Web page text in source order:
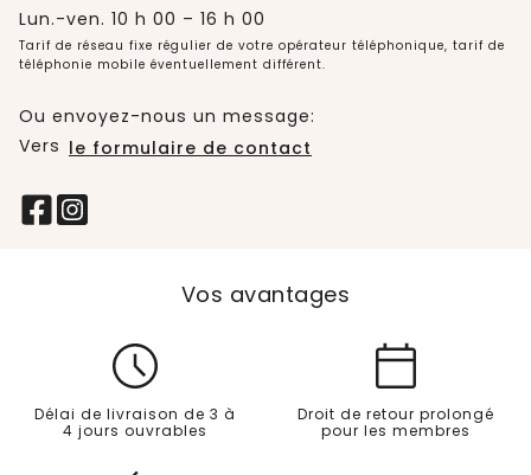
Lun.-ven. 10 h 00 – 16 h 00
Tarif de réseau fixe régulier de votre opérateur téléphonique, tarif de
téléphonie mobile éventuellement différent.
Ou envoyez-nous un message:
Vers le formulaire de contact
Vos avantages
Délai de livraison de 3 à
4 jours ouvrables
Droit de retour prolongé
pour les membres